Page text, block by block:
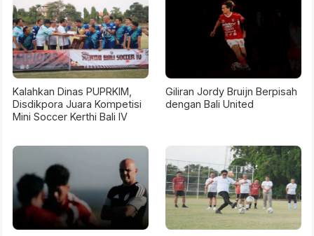
Kalahkan Dinas PUPRKIM,
Disdikpora Juara Kompetisi
Mini Soccer Kerthi Bali IV
Giliran Jordy Bruijn Berpisah
dengan Bali United